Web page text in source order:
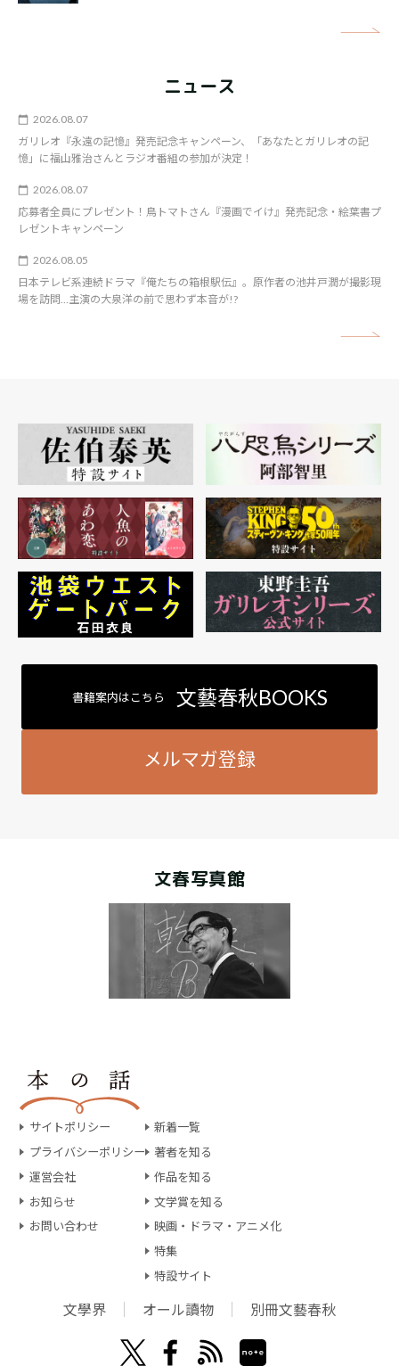
ニュース
2026.08.07
ガリレオ『永遠の記憶』発売記念キャンペーン、「あなたとガリレオの記
憶」に福山雅治さんとラジオ番組の参加が決定！
2026.08.07
応募者全員にプレゼント！鳥トマトさん『漫画でイけ』発売記念・絵葉書プ
レゼントキャンペーン
2026.08.05
日本テレビ系連続ドラマ『俺たちの箱根駅伝』。原作者の池井戸潤が撮影現
場を訪問…主演の大泉洋の前で思わず本音が!?
書籍案内はこちら 文藝春秋BOOKS
メルマガ登録
文春写真館
サイトポリシー
プライバシーポリシー
運営会社
お知らせ
お問い合わせ
新着一覧
著者を知る
作品を知る
文学賞を知る
映画・ドラマ・アニメ化
特集
特設サイト
文學界 オール讀物 別冊文藝春秋